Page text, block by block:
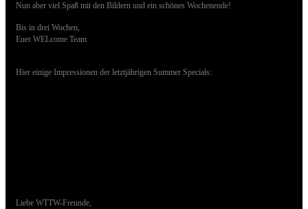
Nun aber viel Spaß mit den Bildern und ein schönes Wochenende!
Bis in drei Wochen,
Euer WELcome Team
Hier einige Impressionen der letztjährigen Summer Specials:
Liebe WTTW-Freunde,